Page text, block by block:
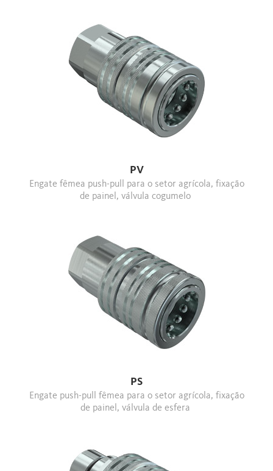
PV
Engate fêmea push-pull para o setor agrícola, fixação
de painel, válvula cogumelo
PS
Engate push-pull fêmea para o setor agrícola, fixação
de painel, válvula de esfera